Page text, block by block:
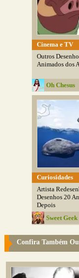
Cinema e TV
Outros
Animados dos
Oh Chesus
Curiosidades
Artista
Desenhos 20
Depois
Sweet Geek
Confira Também